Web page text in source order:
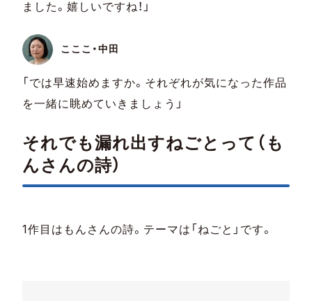
ました。嬉しいですね！」
こここ・中田
「では早速始めますか。それぞれが気になった作品
を一緒に眺めていきましょう」
それでも漏れ出すねごとって（も
んさんの詩）
1作目はもんさんの詩。テーマは「ねごと」です。